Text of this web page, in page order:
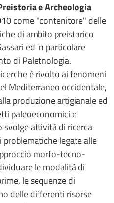
e Archeologia
come "contenitore" delle
di ambito preistorico
ed in particolare
di Paletnologia.
è rivolto ai fenomeni
Mediterraneo occidentale,
produzione artigianale ed
paleoeconomici e
svolge attività di ricerca
legate alle
morfo-tecno-
le modalità di
le sequenze di
delle differenti risorse